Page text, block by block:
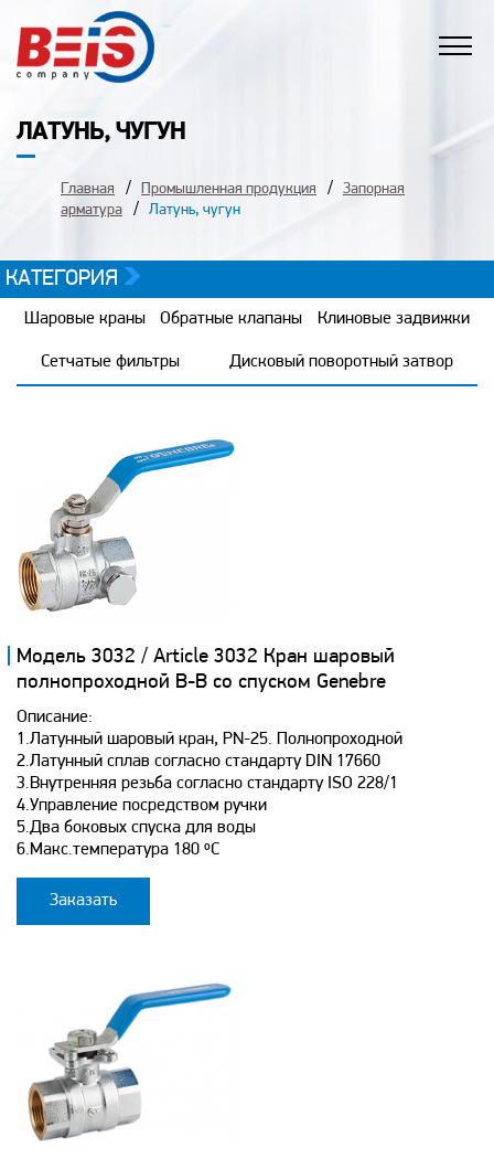
ЛАТУНЬ, ЧУГУН
Главная Промышленная продукция
Запорная
арматура
Латунь, чугун
КАТЕГОРИЯ
Шаровые краны Обратные клапаны Клиновые задвижки
Сетчатые фильтры Дисковый поворотный затвор
Модель 3032 / Article 3032 Кран шаровый
полнопроходной B-B co спуском Genebre
Описание:
1.Латунный шаровый кран, PN-25. Полнопроходной
2.Латунный сплав согласно стандарту DIN 17660
3.Внутренняя резьба согласно стандарту ISO 228/1
4.Управление посредством ручки
5.Два боковых спуска для воды
6.Макс.температура 180 ºC
Заказать